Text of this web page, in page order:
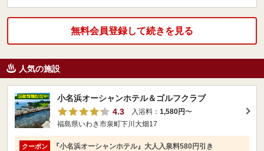
無料会員登録して続きを見る
人気の施設
小名浜オーシャンホテル＆ゴルフクラブ
4.3
入浴料： 1,580円〜
福島県いわき市泉町下川大畑17
クーポン 『小名浜オーシャンホテル』大人入泉料580円引き